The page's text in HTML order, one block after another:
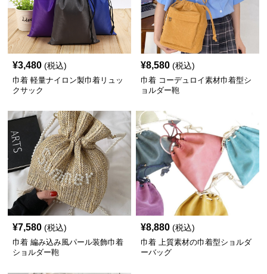
¥3,480 (税込)
巾着 軽量ナイロン製巾着リュッ
クサック
¥8,580 (税込)
巾着 コーデュロイ素材巾着型シ
ョルダー鞄
¥7,580 (税込)
巾着 編み込み風パール装飾巾着
ショルダー鞄
¥8,880 (税込)
巾着 上質素材の巾着型ショルダ
ーバッグ